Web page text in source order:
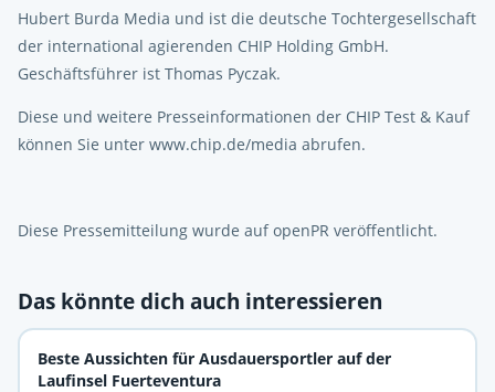
Hubert Burda Media und ist die deutsche Tochtergesellschaft
der international agierenden CHIP Holding GmbH.
Geschäftsführer ist Thomas Pyczak.
Diese und weitere Presseinformationen der CHIP Test & Kauf
können Sie unter www.chip.de/media abrufen.
Diese Pressemitteilung wurde auf openPR veröffentlicht.
Das könnte dich auch interessieren
Beste Aussichten für Ausdauersportler auf der
Laufinsel Fuerteventura